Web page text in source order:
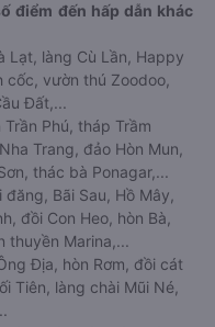
điểm đến hấp dẫn khác
Lạt, làng Cù Lần, Happy
cốc, vườn thú Zoodoo,
Đất,...
Trần Phú, tháp Trầm
Trang, đảo Hòn Mun,
thác bà Ponagar,...
đăng, Bãi Sau, Hồ Mây,
đồi Con Heo, hòn Bà,
thuyền Marina,...
Địa, hòn Rơm, đồi cát
Tiên, làng chài Mũi Né,